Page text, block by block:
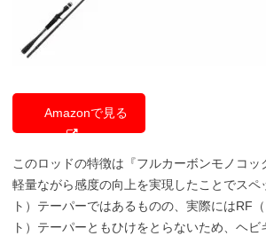
Amazonで見る
このロッドの特徴は『フルカーボンモノコッ
軽量ながら感度の向上を実現したことでスペ
ト）テーパーではあるものの、実際にはRF
ト）テーパーともひけをとらないため、ヘ